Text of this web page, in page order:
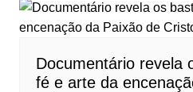
Documentário revela
fé e arte da